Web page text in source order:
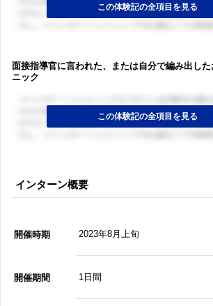
面接指導官に言われた、または自分で編み出し
ニック
インターン概要
開催時期 2023年8月上旬
開催期間 1日間